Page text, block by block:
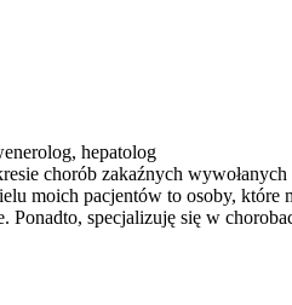
hepatolog
chorób zakaźnych
moich pacjentów to osoby,
Ponadto, specjalizuję się w